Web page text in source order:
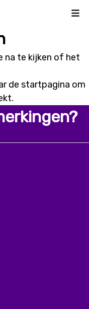
na te kijken of het
de startpagina om